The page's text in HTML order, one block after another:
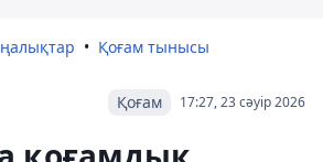
Қоғам тынысы
17:27, 23 сәуір 2026
Қоғам